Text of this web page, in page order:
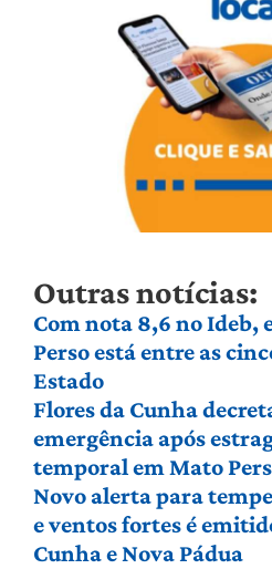
Outras notícias:
Com nota 8,6 no Ideb,
Perso está entre as
Estado
Flores da Cunha
emergência após
temporal em Mato
Novo alerta para
e ventos fortes é
Cunha e Nova Pádua